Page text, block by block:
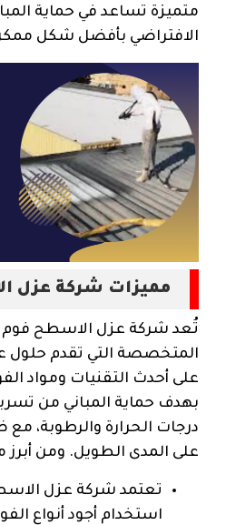
متميزة تساعد في حماية
الافتراضي بأفضل شكل
مميزات شركة عزل
تُعد شركة عزل الاسطح فوم
المتخصصة التي تقدم حلول
على أحدث التقنيات ومواد
بهدف حماية المباني من
درجات الحرارة والرطوبة،
على المدى الطويل. ومن أبرز
تعتمد شركة عزل
استخدام أجود أنواع